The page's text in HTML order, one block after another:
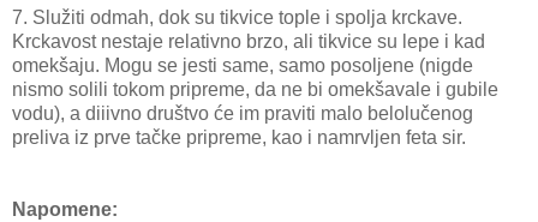
7. Služiti odmah, dok su tikvice tople i spolja krckave.
Krckavost nestaje relativno brzo, ali tikvice su lepe i kad
omekšaju. Mogu se jesti same, samo posoljene (nigde
nismo solili tokom pripreme, da ne bi omekšavale i gubile
vodu), a diiivno društvo će im praviti malo belolučenog
preliva iz prve tačke pripreme, kao i namrvljen feta sir.
Napomene: